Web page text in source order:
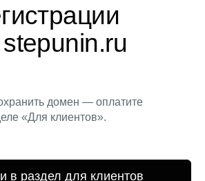
домен — оплатите
«Для клиентов».
в раздел для клиентов